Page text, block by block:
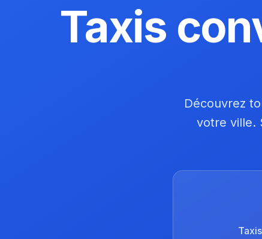
Taxis
Découvrez
votre ville.